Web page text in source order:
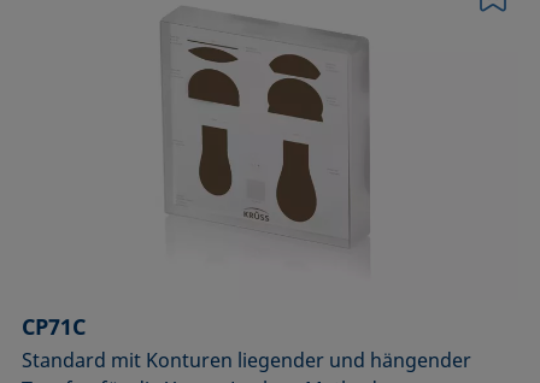
CP71C
Standard mit Konturen liegender und hängender